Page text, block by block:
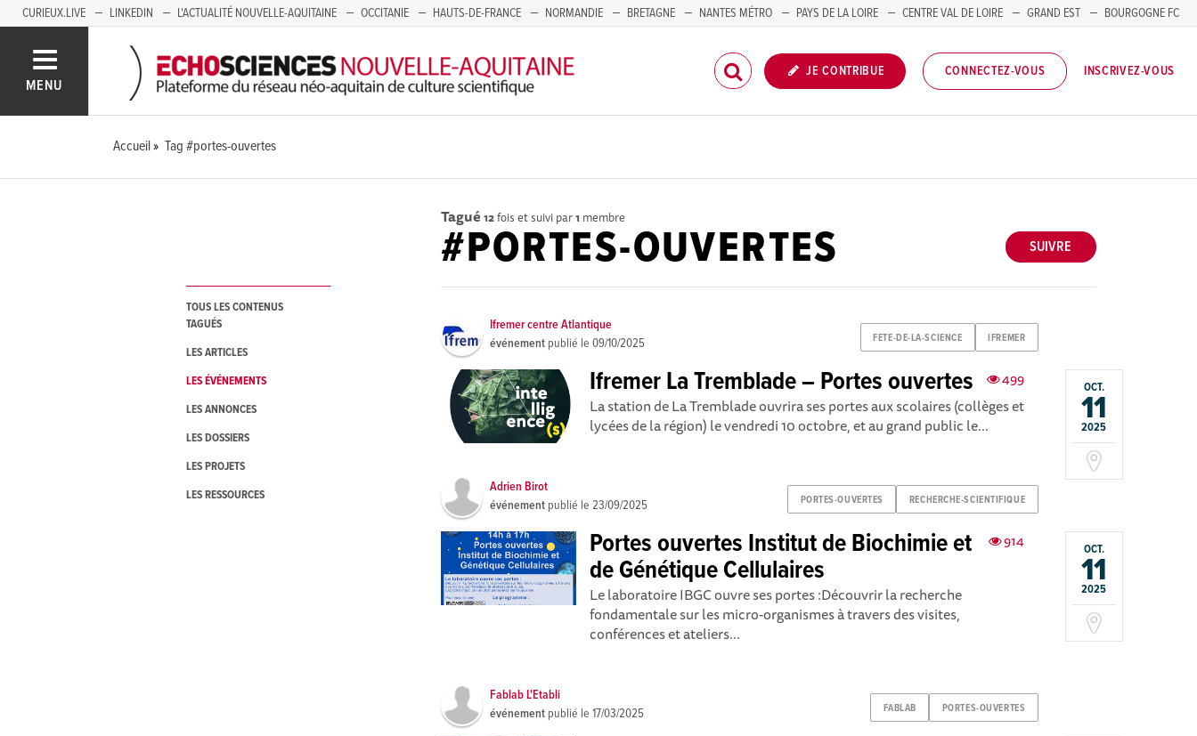
CURIEUX.LIVE LINKEDIN L'ACTUALITÉ NOUVELLE-AQUITAINE OCCITANIE HAUTS-DE-FRANCE NORMANDIE BRETAGNE NANTES MÉTRO PAYS DE LA LOIRE CENTRE VAL DE LOIRE GRAND EST
BOURGOGNE FC
MENU
JE CONTRIBUE CONNECTEZ-VOUS INSCRIVEZ-VOUS
Accueil Tag #portes-ouvertes
TOUS LES CONTENUS
TAGUÉS
LES ARTICLES
LES ÉVÉNEMENTS
LES ANNONCES
LES DOSSIERS
LES PROJETS
LES RESSOURCES
Tagué 12fois et suivi par1 membre
SUIVRE
#PORTES-OUVERTES
FETE-DE-LA-SCIENCE IFREMER
Ifremer centre Atlantique
événement publié le09/10/2025
OCT.
11
2025
499
Ifremer La Tremblade – Portes ouvertes
La station de La Tremblade ouvrira ses portes aux scolaires (collèges et
lycées de la région) le vendredi 10 octobre, et au grand public le...
PORTES-OUVERTES RECHERCHE-SCIENTIFIQUE
Adrien Birot
événement publié le23/09/2025
OCT.
11
2025
914
Portes ouvertes Institut de Biochimie et
de Génétique Cellulaires
Le laboratoire IBGC ouvre ses portes :Découvrir la recherche
fondamentale sur les micro-organismes à travers des visites,
conférences et ateliers...
FABLAB PORTES-OUVERTES
Fablab L'Etabli
événement publié le17/03/2025